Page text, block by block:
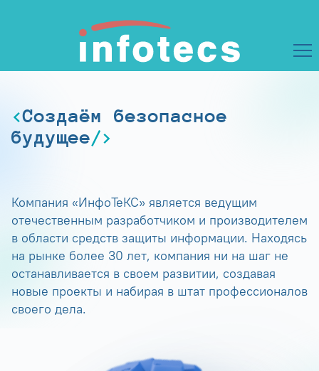
Создаём безопасное
будущее
Компания «ИнфоТеКС» является ведущим
отечественным разработчиком и производителем
в области средств защиты информации. Находясь
на рынке более 30 лет, компания ни на шаг не
останавливается в своем развитии, создавая
новые проекты и набирая в штат профессионалов
своего дела.